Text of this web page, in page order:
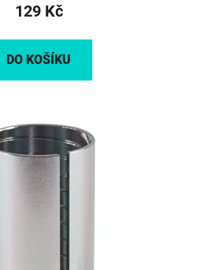
129 Kč
DO KOŠÍKU